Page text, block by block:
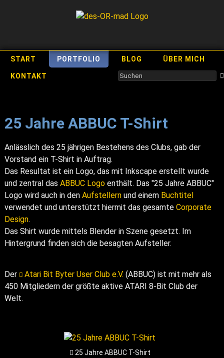
START PORTFOLIO BLOG ÜBER MICH
KONTAKT
25 Jahre ABBUC T-Shirt
Anlässlich des 25 jährigen Bestehens des Clubs, gab der
Vorstand ein T-Shirt in Auftrag.
Das Resultat ist ein Logo, das mit Inkscape erstellt wurde
und zentral das ABBUC Logoenthält. Das "25 Jahre ABBUC"
Logo wird auch in den Aufstellernund einem Buchtitel
verwendet und unterstützt hiermit das gesamte Corporate
Design.
Das Shirt wurde mittels Blender in Szene gesetzt. Im
Hintergrund finden sich die besagten Aufsteller.
Der Atari Bit Byter User Club e.V. (ABBUC) ist mit mehr als
450 Mitgliedern der größte aktive ATARI 8-Bit Club der
Welt.
25 Jahre ABBUC T-Shirt